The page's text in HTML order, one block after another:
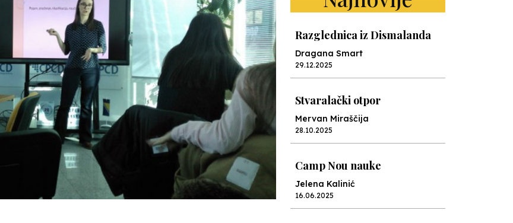
Razglednica iz Dismalanda
Dragana Smart
29.12.2025
Stvaralački otpor
Mervan Miraščija
28.10.2025
Camp Nou nauke
Jelena Kalinić
16.06.2025